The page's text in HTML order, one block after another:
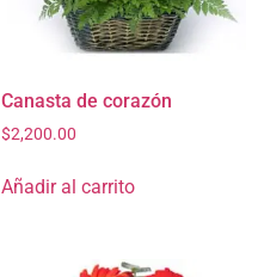
Canasta de corazón
$2,200.00
Añadir al carrito